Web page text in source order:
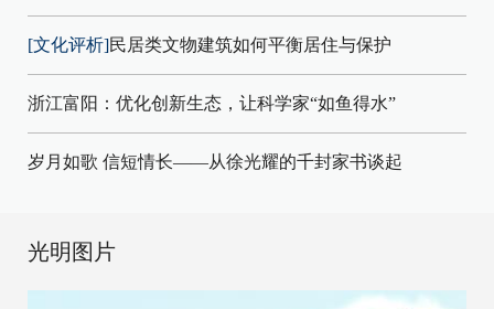
[文化评析]民居类文物建筑如何平衡居住与保护
浙江富阳：优化创新生态，让科学家“如鱼得水”
岁月如歌 信短情长——从徐光耀的千封家书谈起
光明图片